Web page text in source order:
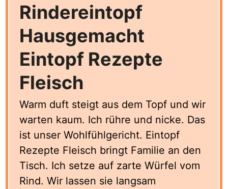
Rindereintopf
Hausgemacht
Eintopf Rezepte
Fleisch
Warm duft steigt aus dem Topf und wir
warten kaum. Ich rühre und nicke. Das
ist unser Wohlfühlgericht. Eintopf
Rezepte Fleisch bringt Familie an den
Tisch. Ich setze auf zarte Würfel vom
Rind. Wir lassen sie langsam